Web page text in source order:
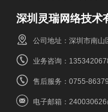
深圳灵瑞网络技术
公司地址：深圳市南
业务咨询：
售后服务：0755-
电子邮箱：